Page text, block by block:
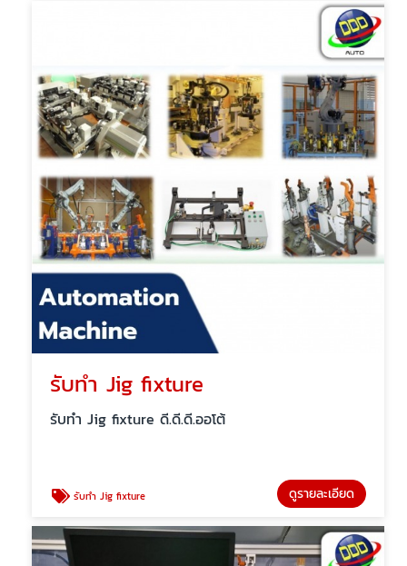
รับทำ Jig fixture
รับทำ Jig fixture ดี.ดี.ดี.ออโต้
รับทำ Jig fixture ดูรายละเอียด